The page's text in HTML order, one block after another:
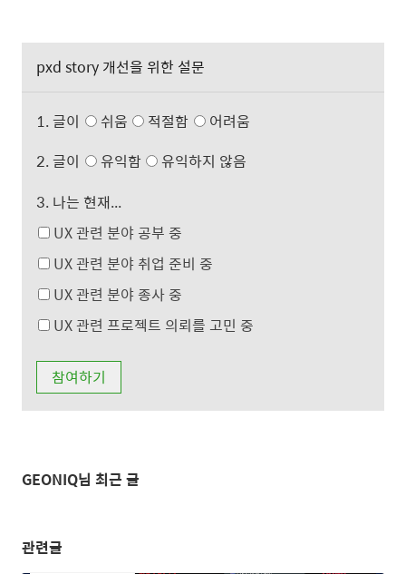
pxd story 개선을 위한 설문
1. 글이 쉬움 적절함
어려움
2. 글이
유익함
유익하지 않음
3. 나는 현재...
UX 관련 분야 공부 중
UX 관련 분야 취업 준비 중
UX 관련 분야 종사 중
UX 관련 프로젝트 의뢰를 고민 중
GEONIQ님 최근 글
관련글